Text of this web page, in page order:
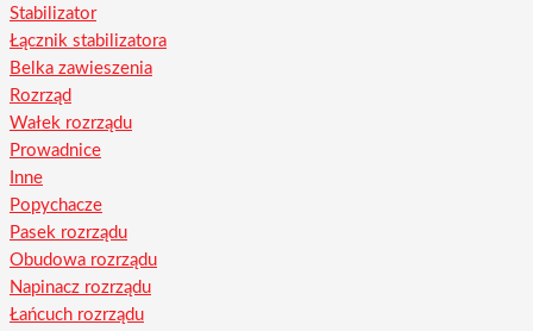
Stabilizator
Łącznik stabilizatora
Belka zawieszenia
Rozrząd
Wałek rozrządu
Prowadnice
Inne
Popychacze
Pasek rozrządu
Obudowa rozrządu
Napinacz rozrządu
Łańcuch rozrządu